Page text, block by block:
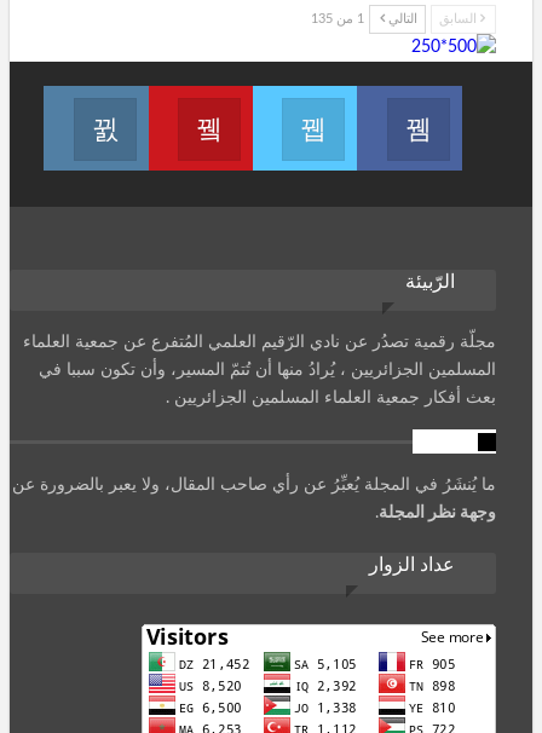
السابق التالي 1 من 135
انظم لنا على فيسبوكانظم لنا على تويتر Join us on Youtube
الرّبيئة
مجلّة رقمية تصدُر عن نادي الرّقيم العلمي المُتفرع عن جمعية العلماء
المسلمين الجزائريين ، يُرادُ منها أن تُتمّ المسير، وأن تكون سببا في
بعث أفكار جمعية العلماء المسلمين الجزائريين .
ما يُنشَرُ في المجلة يُعبِّرُ عن رأي صاحب المقال، ولا يعبر بالضرورة عن
وجهة نظر المجلة.
عداد الزوار